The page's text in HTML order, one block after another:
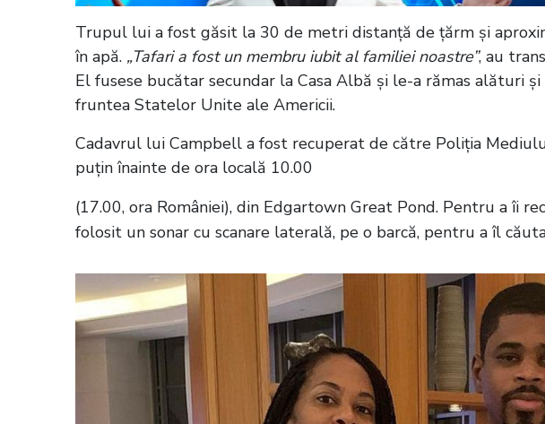
Trupul lui a fost găsit la 30 de metri distanță de țărm și
în apă. „Tafari a fost un membru iubit al familiei noastre”, au
El fusese bucătar secundar la Casa Albă și le-a rămas alături
fruntea Statelor Unite ale Americii.
Cadavrul lui Campbell a fost recuperat de către Poliția
puţin înainte de ora locală 10.00
(17.00, ora României), din Edgartown Great Pond. Pentru a îi
folosit un sonar cu scanare laterală, pe o barcă, pentru a îl